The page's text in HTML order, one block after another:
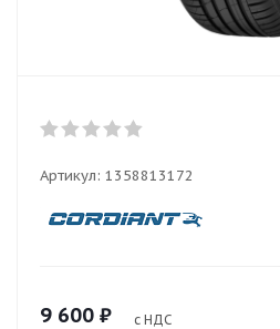
Артикул: 1358813172
9 600 ₽ с НДС